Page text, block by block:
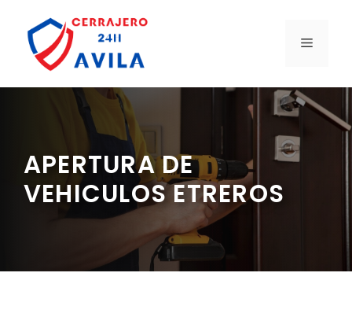
contenido
MENÚ
APERTURA DE
VEHICULOS ETREROS